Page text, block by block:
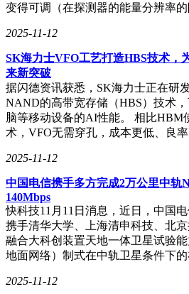
变得可调（在探测器的能量分辨率
2025-11-12
SK海力士VFO工艺打造HBS技术，
来新突破
据闪德资讯获悉，SK海力士正在研
NAND的高带宽存储（HBS）技术
脑等移动设备的AI性能。 相比HBM
术，VFO无需穿孔，成本更低、良
2025-11-12
中国电信携手多方完成2万公里中轨
140Mbps
快科技11月11日消息，近日，中国
携手清华大学、上海清申科技、北
融合大科创装置天地一体卫星试验
地面网络）制式在中轨卫星条件下
2025-11-12